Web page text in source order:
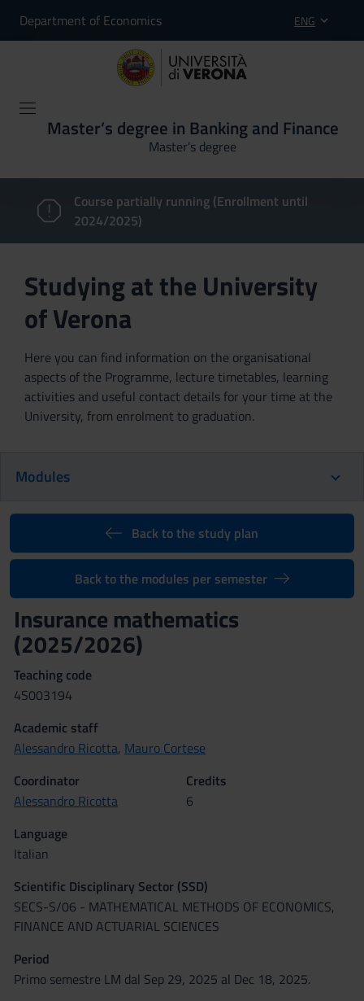
Department of Economics ENG
Master’s degree in Banking and Finance
Master’s degree
Course partially running (Enrollment until
2024/2025)
Studying at the University
of Verona
Here you can find information on the organisational
aspects of the Programme, lecture timetables, learning
activities and useful contact details for your time at the
University, from enrolment to graduation.
Modules
Back to the study plan
Back to the modules per semester
Insurance mathematics
(2025/2026)
Teaching code
4S003194
Academic staff
Alessandro Ricotta, Mauro Cortese
Coordinator
Alessandro Ricotta
Credits
6
Language
Italian
Scientific Disciplinary Sector (SSD)
SECS-S/06 - MATHEMATICAL METHODS OF ECONOMICS,
FINANCE AND ACTUARIAL SCIENCES
Period
Primo semestre LM dal Sep 29, 2025 al Dec 18, 2025.